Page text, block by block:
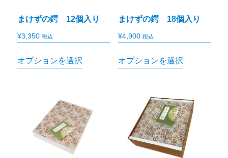
まけずの鍔 12個入り
¥3,350 税込
オプションを選択
まけずの鍔 18個入り
¥4,900 税込
オプションを選択